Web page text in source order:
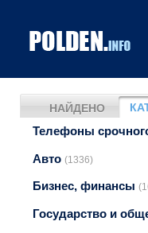
НАЙДЕНО
Телефоны
Авто (1336)
Бизнес, финансы
Государство и